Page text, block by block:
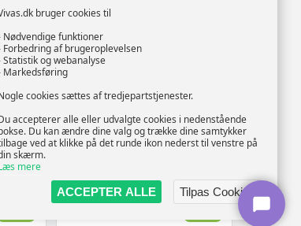
NO NAME
GameMax SIGMA 620 LCD BK
CPU-luftkøler - sort
1.079,- Vis
bruger cookies til
Nødvendige funktioner
Forbedring af brugeroplevelsen
Statistik og webanalyse
Markedsføring
cookies sættes af tredjepartstjenester.
accepterer alle eller udvalgte cookies i nedenstående
Du kan ændre dine valg og trække dine samtykker
ved at klikke på det runde ikon nederst til venstre på
skærm.
mere
ACCEPTER ALLE
Tilpas Cookies